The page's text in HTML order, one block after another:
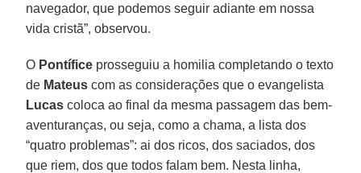
navegador, que podemos seguir adiante em nossa
vida cristã”, observou.
O Pontífice prosseguiu a homilia completando o texto
de Mateus com as considerações que o evangelista
Lucas coloca ao final da mesma passagem das bem-
aventuranças, ou seja, como a chama, a lista dos
“quatro problemas”: ai dos ricos, dos saciados, dos
que riem, dos que todos falam bem. Nesta linha,